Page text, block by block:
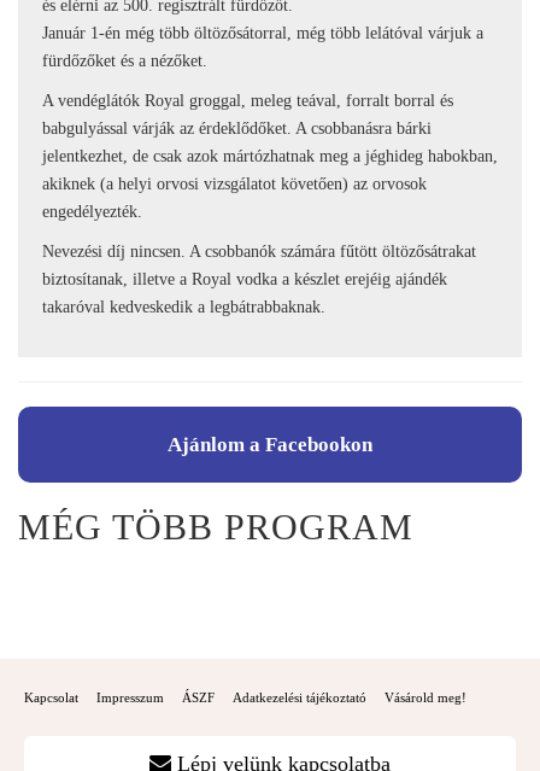
és elérni az 500. regisztrált fürdőzőt.
Január 1-én még több öltözősátorral, még több lelátóval várjuk a
fürdőzőket és a nézőket.
A vendéglátók Royal groggal, meleg teával, forralt borral és
babgulyással várják az érdeklődőket. A csobbanásra bárki
jelentkezhet, de csak azok mártózhatnak meg a jéghideg habokban,
akiknek (a helyi orvosi vizsgálatot követően) az orvosok
engedélyezték.
Nevezési díj nincsen. A csobbanók számára fűtött öltözősátrakat
biztosítanak, illetve a Royal vodka a készlet erejéig ajándék
takaróval kedveskedik a legbátrabbaknak.
Ajánlom a Facebookon
MÉG TÖBB PROGRAM
Kapcsolat Impresszum ÁSZF Adatkezelési tájékoztató Vásárold meg!
Lépj velünk kapcsolatba